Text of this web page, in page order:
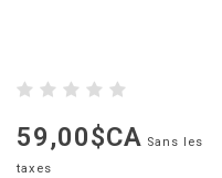
59,00$CA Sans les
taxes